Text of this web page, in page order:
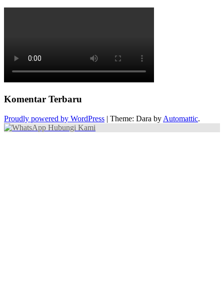
Komentar Terbaru
Proudly powered by WordPress | Theme: Dara by Automattic.
Hubungi Kami